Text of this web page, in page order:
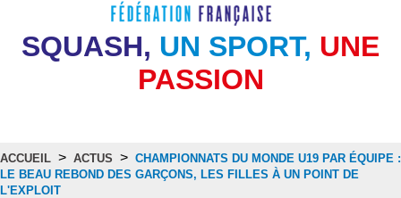
SQUASH, UN SPORT, UNE
PASSION
ACCUEIL > ACTUS > CHAMPIONNATS DU MONDE U19 PAR ÉQUIPE :
LE BEAU REBOND DES GARÇONS, LES FILLES À UN POINT DE
L'EXPLOIT